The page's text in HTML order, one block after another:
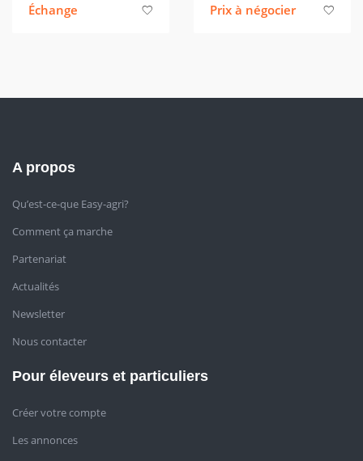
Échange Prix à négocier
A propos
Qu’est-ce-que Easy-agri?
Comment ça marche
Partenariat
Actualités
Newsletter
Nous contacter
Pour éleveurs et particuliers
Créer votre compte
Les annonces